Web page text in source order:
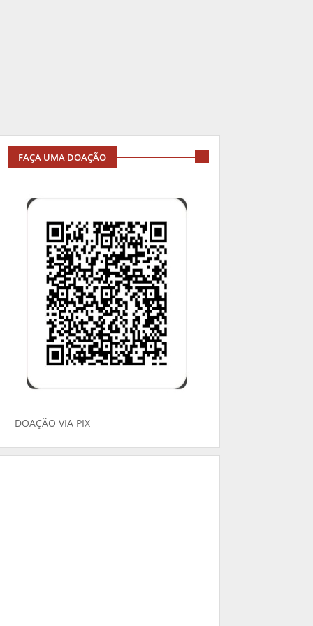
FAÇA UMA DOAÇÃO
DOAÇÃO VIA PIX